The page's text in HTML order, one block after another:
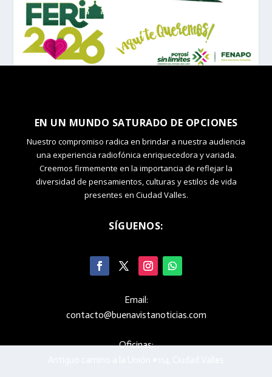
EN UN MUNDO SATURADO DE OPCIONES
Nuestro compromiso radica en brindar a nuestra audiencia
una experiencia radiofónica enriquecedora y variada.
Creemos firmemente en la importancia de reflejar la
diversidad de pensamientos, culturas y estilos de vida
presentes en Ciudad Valles.
SÍGUENOS:
Email:
contacto@buenavistanoticias.com
Oficinas: